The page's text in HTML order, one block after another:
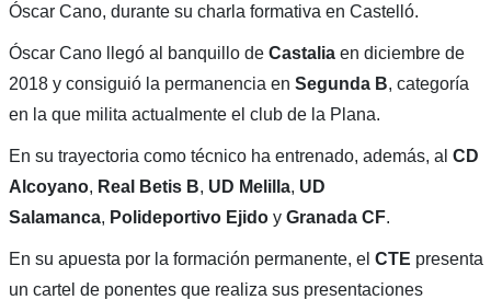
Óscar Cano, durante su charla formativa en Castelló.
Óscar Cano llegó al banquillo de Castaliaen diciembre de
2018 y consiguió la permanencia en Segunda B, categoría
en la que milita actualmente el club de la Plana.
En su trayectoria como técnico ha entrenado, además, al CD
Alcoyano, Real Betis B, UD Melilla, UD
Salamanca, Polideportivo Ejidoy Granada CF.
En su apuesta por la formación permanente, el CTE presenta
un cartel de ponentes que realiza sus presentaciones